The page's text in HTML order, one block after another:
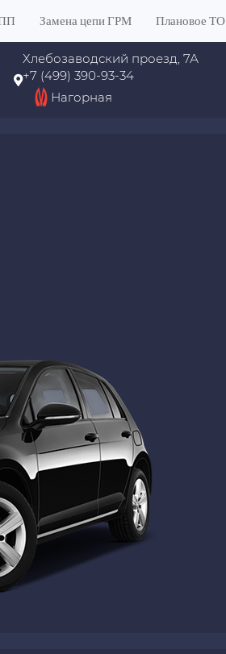
Замена цепи ГРМ Плановое ТО
Хлебозаводский проезд, 7А
+7 (499) 390-93-34
Нагорная